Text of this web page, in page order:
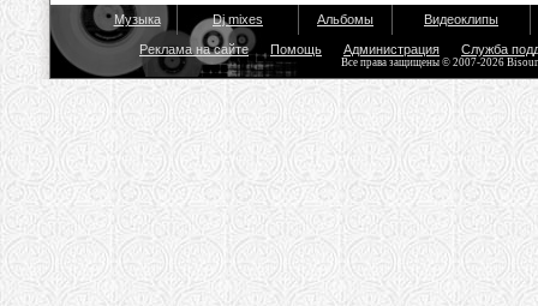
Музыка Dj mixes Альбомы Видеоклипы
Реклама на сайте Помощь Администрация Служба
Все права защищены © 2007-2026